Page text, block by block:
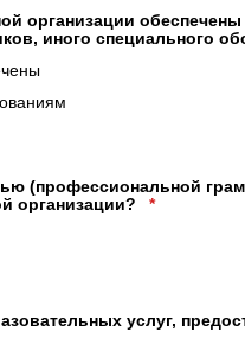
организации
иного специального
(профессиональной
организации?
*
услуг,